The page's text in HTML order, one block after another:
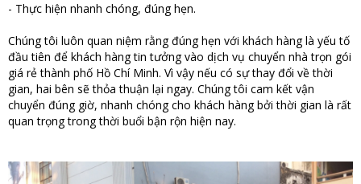
- Thực hiện nhanh chóng, đúng hẹn.
Chúng tôi luôn quan niệm rằng đúng hẹn với khách hàng là yếu tố
đầu tiên để khách hàng tin tưởng vào dịch vụ chuyển nhà trọn gói
giá rẻ thành phố Hồ Chí Minh. Vì vậy nếu có sự thay đổi về thời
gian, hai bên sẽ thỏa thuận lại ngay. Chúng tôi cam kết vận
chuyển đúng giờ, nhanh chóng cho khách hàng bởi thời gian là rất
quan trọng trong thời buổi bận rộn hiện nay.